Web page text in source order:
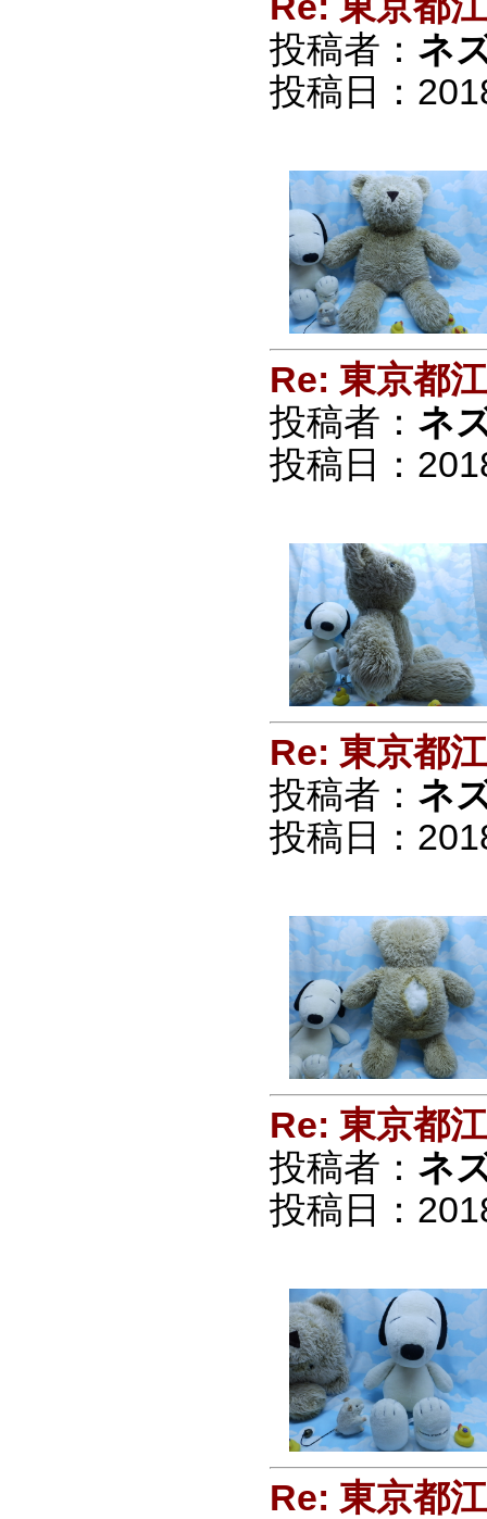
投稿者： ネ
投稿日：
Re: 東京都
投稿者： ネ
投稿日：
Re: 東京都
投稿者： ネ
投稿日：
Re: 東京都
投稿者： ネ
投稿日：
Re: 東京都